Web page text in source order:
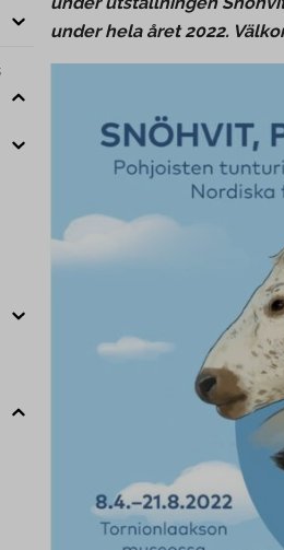
under hela året 2022.